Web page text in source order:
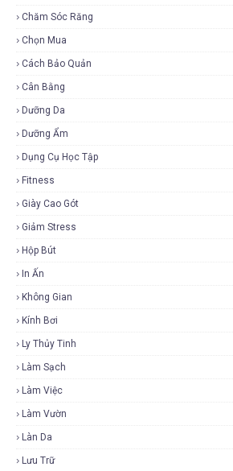
Chăm Sóc Răng
Chọn Mua
Cách Bảo Quản
Cân Bằng
Dưỡng Da
Dưỡng Ẩm
Dụng Cụ Học Tập
Fitness
Giày Cao Gót
Giảm Stress
Hộp Bút
In Ấn
Không Gian
Kính Bơi
Ly Thủy Tinh
Làm Sạch
Làm Việc
Làm Vườn
Làn Da
Lưu Trữ